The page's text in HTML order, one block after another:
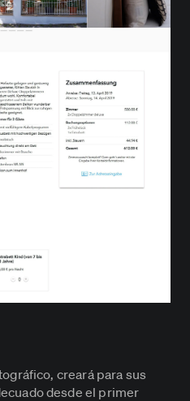
creará para sus
desde el primer